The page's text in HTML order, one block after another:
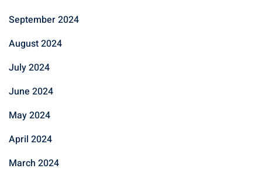
September 2024
August 2024
July 2024
June 2024
May 2024
April 2024
March 2024